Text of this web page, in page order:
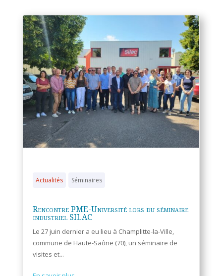
Actualités Séminaires
Rencontre PME-Université lors du séminaire
industriel SILAC
Le 27 juin dernier a eu lieu à Champlitte-la-Ville,
commune de Haute-Saône (70), un séminaire de
visites et...